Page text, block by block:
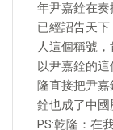
年尹嘉銓在
已經詔告天
人這個稱號
以尹嘉銓的
隆直接把尹
銓也成了中國
PS:乾隆：在